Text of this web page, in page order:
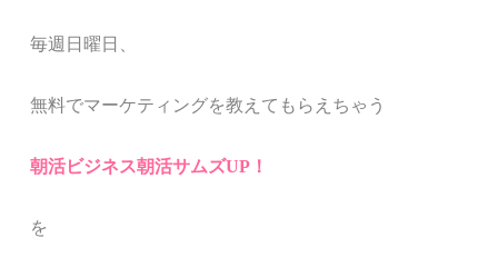
毎週日曜日、
無料でマーケティングを教えてもらえちゃう
朝活ビジネス朝活サムズUP！
を